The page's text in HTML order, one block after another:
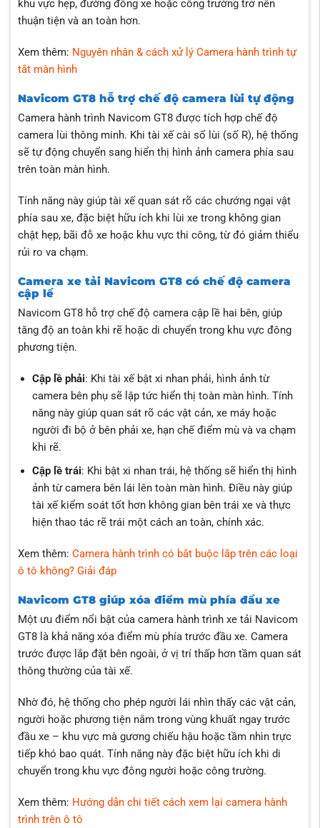
khu vực hẹp, đường đông xe hoặc công trường trở nên
thuận tiện và an toàn hơn.
Xem thêm: Nguyên nhân & cách xử lý Camera hành trình tự
tắt màn hình
Navicom GT8 hỗ trợ chế độ camera lùi tự động
Camera hành trình Navicom GT8 được tích hợp chế độ
camera lùi thông minh. Khi tài xế cài số lùi (số R), hệ thống
sẽ tự động chuyển sang hiển thị hình ảnh camera phía sau
trên toàn màn hình.
Tính năng này giúp tài xế quan sát rõ các chướng ngại vật
phía sau xe, đặc biệt hữu ích khi lùi xe trong không gian
chật hẹp, bãi đỗ xe hoặc khu vực thi công, từ đó giảm thiểu
rủi ro va chạm.
Camera xe tải Navicom GT8 có chế độ camera
cập lề
Navicom GT8 hỗ trợ chế độ camera cập lề hai bên, giúp
tăng độ an toàn khi rẽ hoặc di chuyển trong khu vực đông
phương tiện.
Cập lề phải: Khi tài xế bật xi nhan phải, hình ảnh từ
camera bên phụ sẽ lập tức hiển thị toàn màn hình. Tính
năng này giúp quan sát rõ các vật cản, xe máy hoặc
người đi bộ ở bên phải xe, hạn chế điểm mù và va chạm
khi rẽ.
Cập lề trái: Khi bật xi nhan trái, hệ thống sẽ hiển thị hình
ảnh từ camera bên lái lên toàn màn hình. Điều này giúp
tài xế kiểm soát tốt hơn không gian bên trái xe và thực
hiện thao tác rẽ trái một cách an toàn, chính xác.
Xem thêm: Camera hành trình có bắt buộc lắp trên các loại
ô tô không? Giải đáp
Navicom GT8 giúp xóa điểm mù phía đầu xe
Một ưu điểm nổi bật của camera hành trình xe tải Navicom
GT8 là khả năng xóa điểm mù phía trước đầu xe. Camera
trước được lắp đặt bên ngoài, ở vị trí thấp hơn tầm quan sát
thông thường của tài xế.
Nhờ đó, hệ thống cho phép người lái nhìn thấy các vật cản,
người hoặc phương tiện nằm trong vùng khuất ngay trước
đầu xe – khu vực mà gương chiếu hậu hoặc tầm nhìn trực
tiếp khó bao quát. Tính năng này đặc biệt hữu ích khi di
chuyển trong khu vực đông người hoặc công trường.
Xem thêm: Hướng dẫn chi tiết cách xem lại camera hành
trình trên ô tô